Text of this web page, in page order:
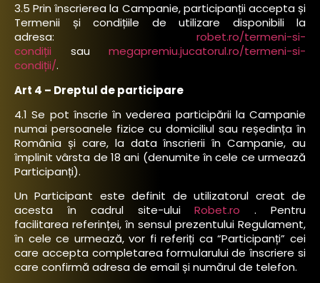
3.5 Prin înscrierea la Campanie, participanții accepta și
Termenii și condițiile de utilizare disponibili la
adresa: robet.ro/termeni-si-
condiții sau megapremiu.jucatorul.ro/termeni-si-
condiții/.
Art 4 – Dreptul de participare
4.1 Se pot înscrie în vederea participării la Campanie
numai persoanele fizice cu domiciliul sau reședința în
România și care, la data înscrierii în Campanie, au
împlinit vârsta de 18 ani (denumite în cele ce urmează
Participanți).
Un Participant este definit de utilizatorul creat de
acesta în cadrul site-uluiRobet.ro .Pentru
facilitarea referinței, în sensul prezentului Regulament,
în cele ce urmează, vor fi referiți ca “Participanți” cei
care accepta completarea formularului de înscriere si
care confirmă adresa de email și numărul de telefon.